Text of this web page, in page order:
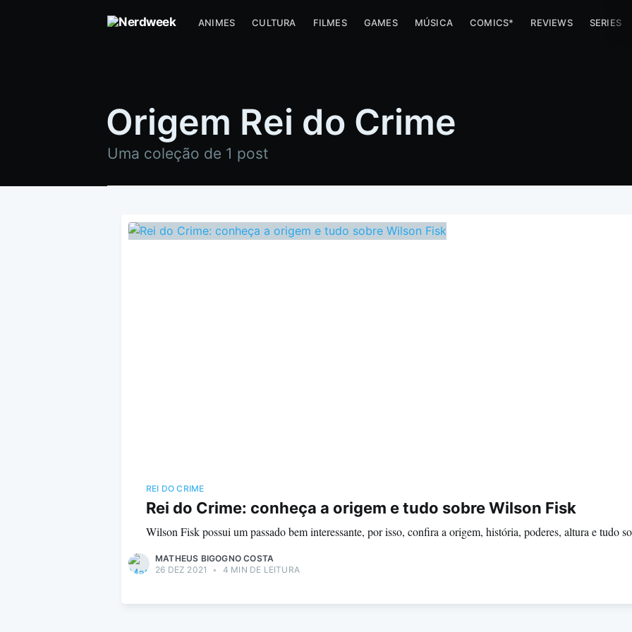
ANIMES CULTURA FILMES GAMES MÚSICA COMICS* REVIEWS SERIES
Origem Rei do Crime
Uma coleção de 1 post
REI DO CRIME
Rei do Crime: conheça a origem e tudo sobre Wilson Fisk
Wilson Fisk possui um passado bem interessante, por isso, confira a origem, história, poderes, altura e tudo
MATHEUS BIGOGNO COSTA
26 DEZ 2021
• 4 MIN DE LEITURA